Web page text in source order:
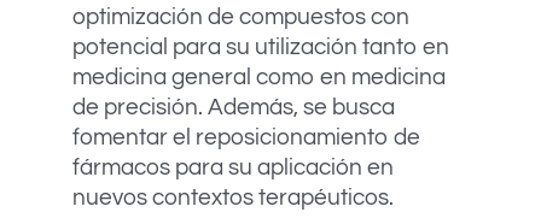
optimización de compuestos con
potencial para su utilización tanto en
medicina general como en medicina
de precisión. Además, se busca
fomentar el reposicionamiento de
fármacos para su aplicación en
nuevos contextos terapéuticos.